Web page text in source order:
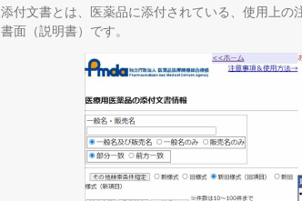
添付文書とは、医薬品に添付されている、使用上
書面（説明書）です。